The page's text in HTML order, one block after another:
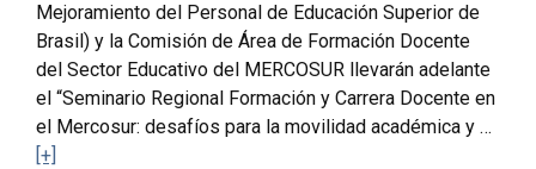
Mejoramiento del Personal de Educación Superior de
Brasil) y la Comisión de Área de Formación Docente
del Sector Educativo del MERCOSUR llevarán adelante
el “Seminario Regional Formación y Carrera Docente en
el Mercosur: desafíos para la movilidad académica y …
[+]